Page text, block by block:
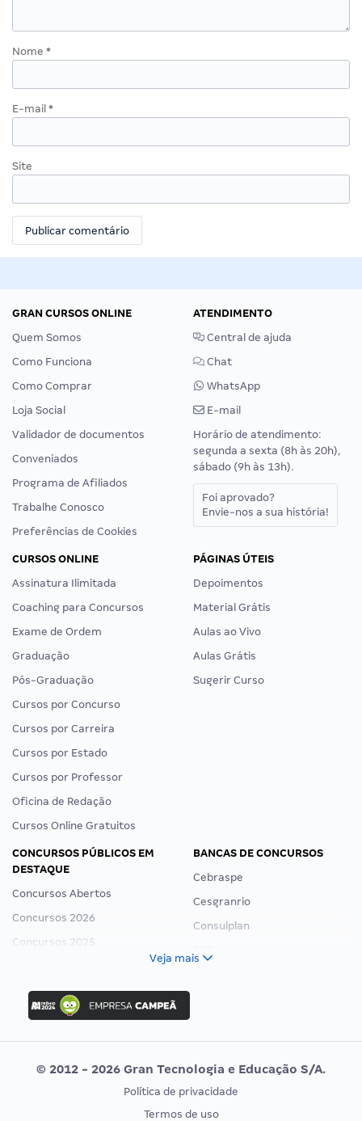
Nome *
E-mail *
Site
GRAN CURSOS ONLINE
Quem Somos
Como Funciona
Como Comprar
Loja Social
Validador de documentos
Conveniados
Programa de Afiliados
Trabalhe Conosco
Preferências de Cookies
ATENDIMENTO
Central de ajuda
Chat
WhatsApp
E-mail
Horário de atendimento:
segunda a sexta (8h às 20h),
sábado (9h às 13h).
Foi aprovado?
Envie-nos a sua história!
CURSOS ONLINE
Assinatura Ilimitada
Coaching para Concursos
Exame de Ordem
Graduação
Pós-Graduação
Cursos por Concurso
Cursos por Carreira
Cursos por Estado
Cursos por Professor
Oficina de Redação
Cursos Online Gratuitos
PÁGINAS ÚTEIS
Depoimentos
Material Grátis
Aulas ao Vivo
Aulas Grátis
Sugerir Curso
CONCURSOS PÚBLICOS EM
DESTAQUE
Concursos Abertos
Concursos 2026
Concursos 2025
Concurso Ibama
Concurso MPU
Editais publicados
BANCAS DE CONCURSOS
Cebraspe
Cesgranrio
Consulplan
Vunesp
CONCURSOS POR PROFISSÃO
EXAME DE ORDEM
Veja mais
© 2012 - 2026 Gran Tecnologia e Educação S/A.
Política de privacidade
Termos de uso